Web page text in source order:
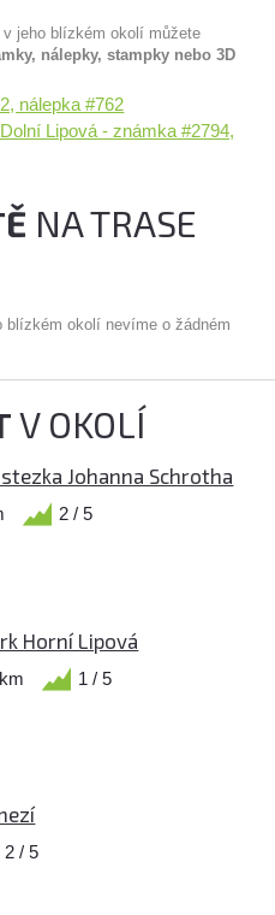
v jeho blízkém okolí můžete
nálepky, stampky nebo 3D
nálepka #762
Lipová - známka #2794,
NA TRASE
blízkém okolí nevíme o žádném
V OKOLÍ
Johanna Schrotha
2 / 5
Horní Lipová
1 / 5
2 / 5